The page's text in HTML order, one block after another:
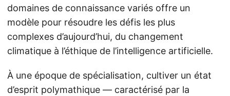
domaines de connaissance variés offre un
modèle pour résoudre les défis les plus
complexes d’aujourd’hui, du changement
climatique à l’éthique de l’intelligence artificielle.
À une époque de spécialisation, cultiver un état
d’esprit polymathique — caractérisé par la